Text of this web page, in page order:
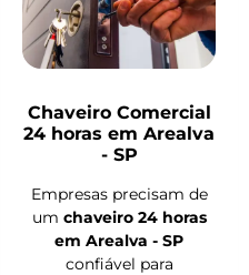
Chaveiro Comercial
24 horas em Arealva
- SP
Empresas precisam de
um chaveiro 24 horas
em Arealva - SP
confiável para